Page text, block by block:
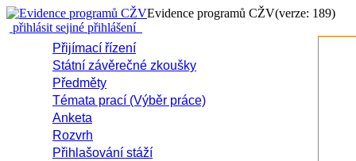
Evidence programů CŽV(verze: 189)
přihlásit sejiné přihlášení
Přijímací řízení
Státní závěrečné zkoušky
Předměty
Témata prací (Výběr práce)
Anketa
Rozvrh
Přihlašování stáží